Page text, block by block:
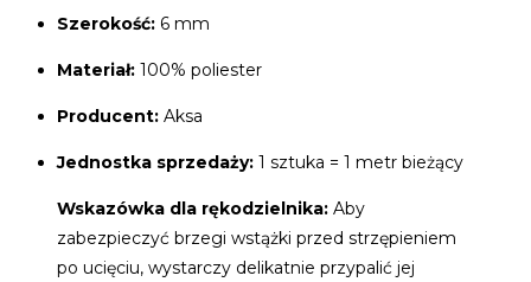
Szerokość: 6 mm
Materiał: 100% poliester
Producent: Aksa
Jednostka sprzedaży: 1 sztuka = 1 metr bieżący
Wskazówka dla rękodzielnika: Aby
zabezpieczyć brzegi wstążki przed strzępieniem
po ucięciu, wystarczy delikatnie przypalić jej